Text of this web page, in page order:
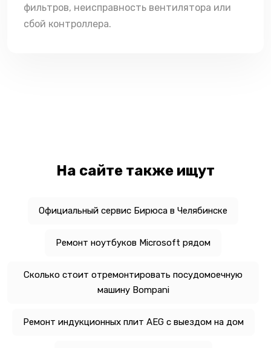
фильтров, неисправность вентилятора или
сбой контроллера.
На сайте также ищут
Официальный сервис Бирюса в Челябинске
Ремонт ноутбуков Microsoft рядом
Сколько стоит отремонтировать посудомоечную
машину Bompani
Ремонт индукционных плит AEG с выездом на дом